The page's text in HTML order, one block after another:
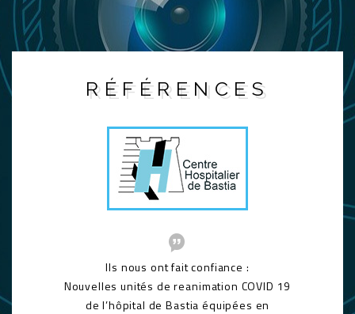
RÉFÉRENCES
Ils nous ont fait confiance :
Nouvelles unités de reanimation COVID 19
de l’hôpital de Bastia équipées en